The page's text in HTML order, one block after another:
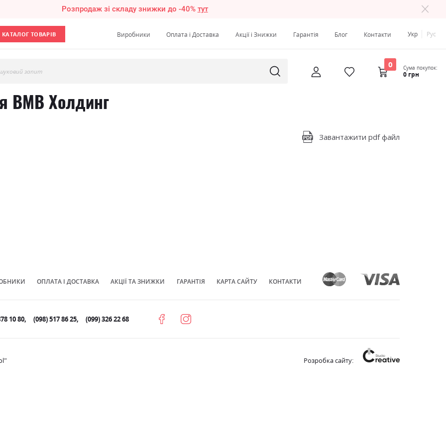
Розпродаж зі складу знижки до -40% тут
КАТАЛОГ ТОВАРІВ Виробники Оплата і Доставка Акції і Знижки Гарантія Блог Контакти Укр Рус
запит
0 Сума покупок:
0 грн
ВМВ Холдинг
Завантажити pdf файл
ОПЛАТА І ДОСТАВКА АКЦІЇ ТА ЗНИЖКИ ГАРАНТІЯ КАРТА САЙТУ КОНТАКТИ
10 80 (098) 517 86 25 (099) 326 22 68
Розробка сайту: